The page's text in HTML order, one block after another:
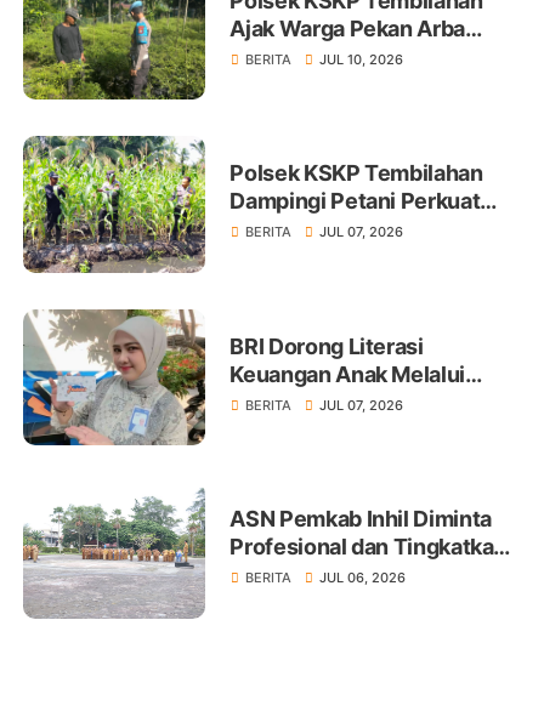
Ajak Warga Pekan Arba
Tanam Cabai Dukung
BERITA JUL 10, 2026
Polsek KSKP Tembilahan
Dampingi Petani Perkuat
Swasembada Pangan
BERITA JUL 07, 2026
BRI Dorong Literasi
Keuangan Anak Melalui
Produk BritAma Junio
BERITA JUL 07, 2026
ASN Pemkab Inhil Diminta
Profesional dan Tingkatkan
Pelayanan Publik
BERITA JUL 06, 2026